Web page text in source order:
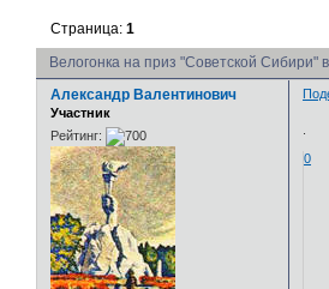
Велогонка на приз "Советской Сибири"
Страница:1
Александр Валентинович
Участник
Рейтинг:
0